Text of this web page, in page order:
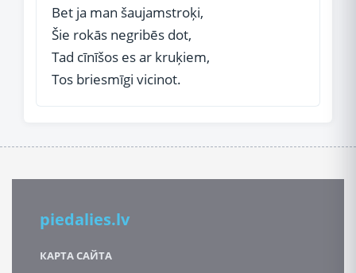
Bet ja man šaujamstroķi,
Šie rokās negribēs dot,
Tad cīnīšos es ar kruķiem,
Tos briesmīgi vicinot.
piedalies.lv
КАРТА САЙТА